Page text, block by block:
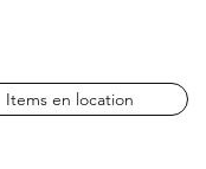
Items en location